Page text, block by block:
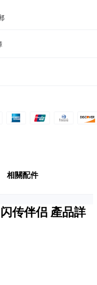
相關配件
传伴侣 產品詳